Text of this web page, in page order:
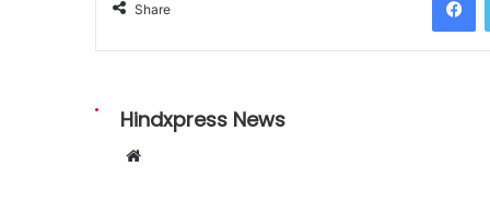
Share
Hindxpress News